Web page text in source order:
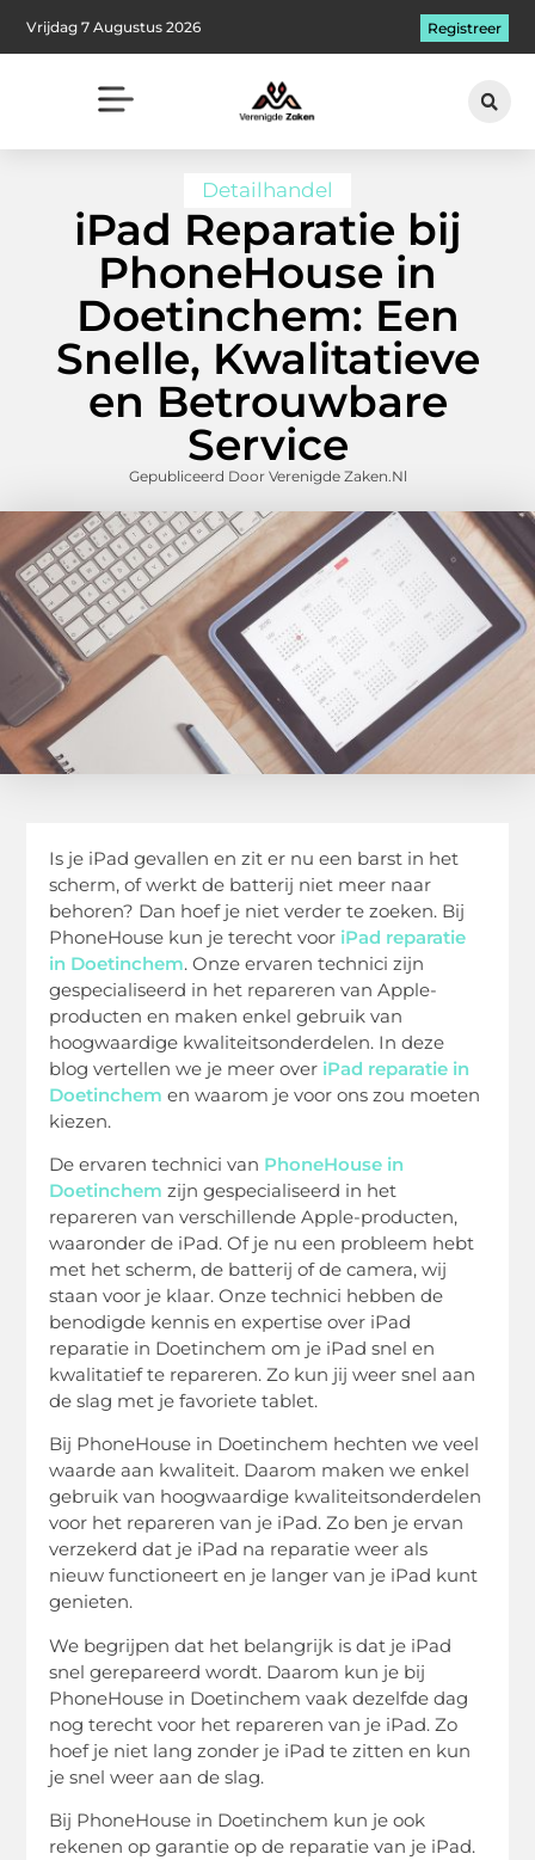
Vrijdag 7 Augustus 2026 Registreer
Detailhandel
iPad Reparatie bij
PhoneHouse in
Doetinchem: Een
Snelle, Kwalitatieve
en Betrouwbare
Service
Gepubliceerd Door Verenigde Zaken.nl
Is je iPad gevallen en zit er nu een barst in het
scherm, of werkt de batterij niet meer naar
behoren? Dan hoef je niet verder te zoeken. Bij
PhoneHouse kun je terecht voor iPad reparatie
in Doetinchem. Onze ervaren technici zijn
gespecialiseerd in het repareren van Apple-
producten en maken enkel gebruik van
hoogwaardige kwaliteitsonderdelen. In deze
blog vertellen we je meer over iPad reparatie in
Doetinchemen waarom je voor ons zou moeten
kiezen.
De ervaren technici van PhoneHouse in
Doetinchemzijn gespecialiseerd in het
repareren van verschillende Apple-producten,
waaronder de iPad. Of je nu een probleem hebt
met het scherm, de batterij of de camera, wij
staan voor je klaar. Onze technici hebben de
benodigde kennis en expertise over iPad
reparatie in Doetinchem om je iPad snel en
kwalitatief te repareren. Zo kun jij weer snel aan
de slag met je favoriete tablet.
Bij PhoneHouse in Doetinchem hechten we veel
waarde aan kwaliteit. Daarom maken we enkel
gebruik van hoogwaardige kwaliteitsonderdelen
voor het repareren van je iPad. Zo ben je ervan
verzekerd dat je iPad na reparatie weer als
nieuw functioneert en je langer van je iPad kunt
genieten.
We begrijpen dat het belangrijk is dat je iPad
snel gerepareerd wordt. Daarom kun je bij
PhoneHouse in Doetinchem vaak dezelfde dag
nog terecht voor het repareren van je iPad. Zo
hoef je niet lang zonder je iPad te zitten en kun
je snel weer aan de slag.
Bij PhoneHouse in Doetinchem kun je ook
rekenen op garantie op de reparatie van je iPad.